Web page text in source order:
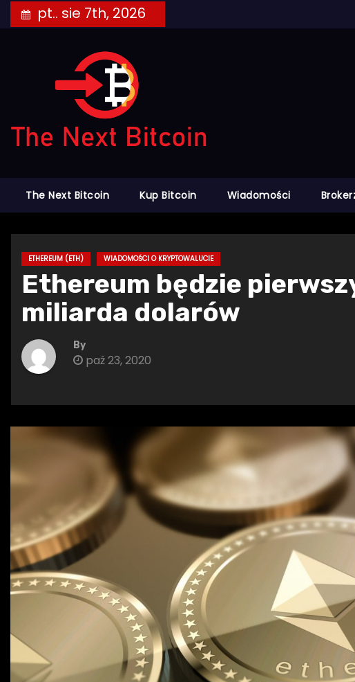
to
pt.. sie 7th, 2026
The Next Bitcoin Kup Bitcoin Wiadomości
ETHEREUM (ETH) WIADOMOŚCI O KRYPTOWALUCIE
Ethereum będzie
miliarda dolarów
By
paź 23, 2020